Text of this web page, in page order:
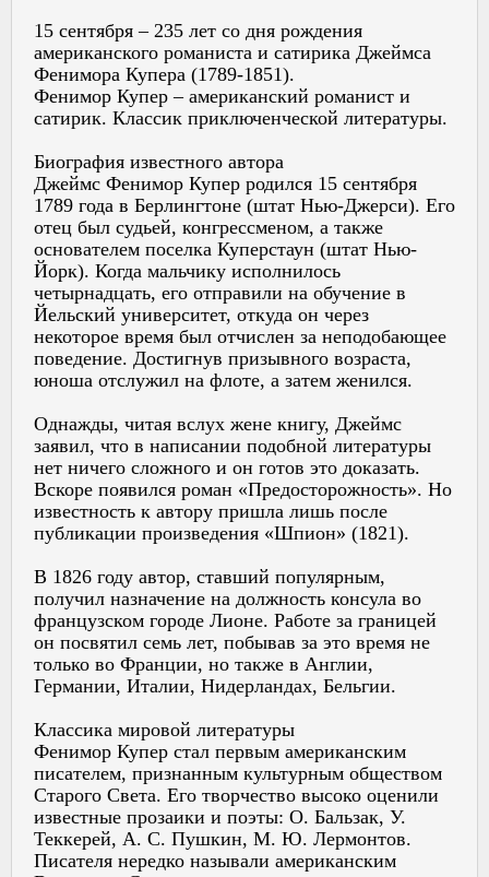
15 сентября – 235 лет со дня рождения
американского романиста и сатирика Джеймса
Фенимора Купера (1789-1851).
Фенимор Купер – американский романист и
сатирик. Классик приключенческой литературы.
Биография известного автора
Джеймс Фенимор Купер родился 15 сентября
1789 года в Берлингтоне (штат Нью-Джерси). Его
отец был судьей, конгрессменом, а также
основателем поселка Куперстаун (штат Нью-
Йорк). Когда мальчику исполнилось
четырнадцать, его отправили на обучение в
Йельский университет, откуда он через
некоторое время был отчислен за неподобающее
поведение. Достигнув призывного возраста,
юноша отслужил на флоте, а затем женился.
Однажды, читая вслух жене книгу, Джеймс
заявил, что в написании подобной литературы
нет ничего сложного и он готов это доказать.
Вскоре появился роман «Предосторожность». Но
известность к автору пришла лишь после
публикации произведения «Шпион» (1821).
В 1826 году автор, ставший популярным,
получил назначение на должность консула во
французском городе Лионе. Работе за границей
он посвятил семь лет, побывав за это время не
только во Франции, но также в Англии,
Германии, Италии, Нидерландах, Бельгии.
Классика мировой литературы
Фенимор Купер стал первым американским
писателем, признанным культурным обществом
Старого Света. Его творчество высоко оценили
известные прозаики и поэты: О. Бальзак, У.
Теккерей, А. С. Пушкин, М. Ю. Лермонтов.
Писателя нередко называли американским